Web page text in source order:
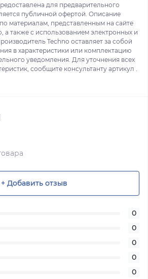
для предварительного
публичной офертой. Описание
материалам, представленным на сайте
а также с использованием электронных и
Techno оставляет за собой
в характеристики или комплектацию
уведомления. Для уточнения всех
сообщите консультанту артикул .
+ Добавить отзыв
0
0
0
0
0